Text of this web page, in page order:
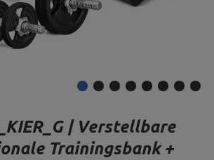
| Verstellbare
Trainingsbank +